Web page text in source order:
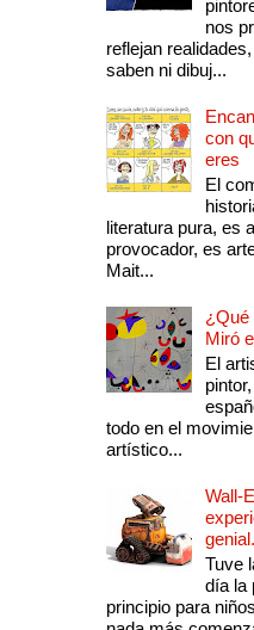
nos
reflejan
saben ni dibuj...
con
eres
El
literatura pura, es
provocador, es
Mait...
¿Qué
Miró
El
todo en el
artístico...
Wall-
genial.
Tuve
día la
principio para